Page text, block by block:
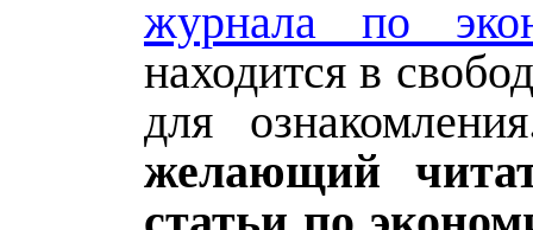
журнала по
находится в
для
желающий